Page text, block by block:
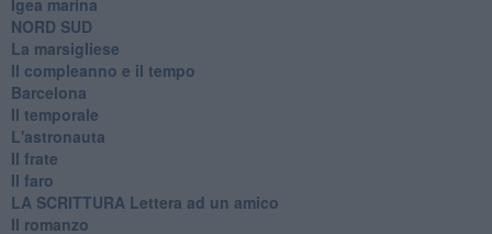
​NORD SUD
La marsigliese
Il compleanno e il tempo
Barcelona
Il temporale
L'astronauta
Il frate
Il faro
​LA SCRITTURA Lettera ad un amico
Il romanzo